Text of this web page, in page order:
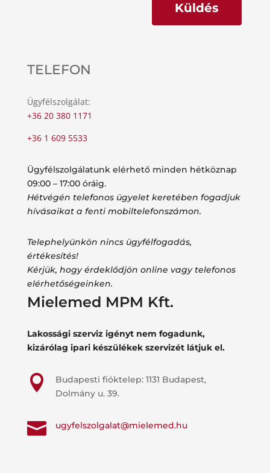
Küldés
TELEFON
Ügyfélszolgálat:
+36 20 380 1171
+36 1 609 5533
Ügyfélszolgálatunk elérhető minden hétköznap
09:00 – 17:00 óráig.
Hétvégén telefonos ügyelet keretében fogadjuk
hívásaikat a fenti mobiltelefonszámon.
Telephelyünkön nincs ügyfélfogadás,
értékesítés!
Kérjük, hogy érdeklődjön online vagy telefonos
elérhetőségeinken.
Mielemed MPM Kft.
Lakossági szerviz igényt nem fogadunk,
kizárólag ipari készülékek szervizét látjuk el.

Budapesti fióktelep: 1131 Budapest,
Dolmány u. 39.
 ugyfelszolgalat@mielemed.hu